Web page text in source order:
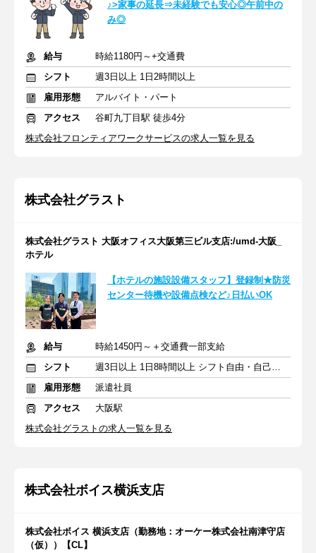
♪>家事の延長⇒未経験でも安心◎午前中の
み◎
給与
時給1180円～+交通費
シフト
週3日以上 1日2時間以上
雇用形態
アルバイト・パート
アクセス
谷町九丁目駅 徒歩4分
株式会社フロンティアワークサービスの求人一覧を見る
株式会社グラスト
株式会社グラスト 大阪オフィス大阪第三ビル支店:/umd-大阪_
ホテル
【ホテルの施設設備スタッフ】登録制★防災
センター待機や設備点検など♪日払いOK
給与
時給1450円～＋交通費一部支給
シフト
週3日以上 1日8時間以上 シフト自由・自己申告
雇用形態
派遣社員
アクセス
大阪駅
株式会社グラストの求人一覧を見る
株式会社ボイス横浜支店
株式会社ボイス 横浜支店（勤務地：オーケー株式会社南津守店
（仮））【CL】